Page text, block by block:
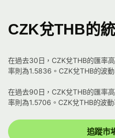
CZK兌THB的
在過去30日，CZK兌THB的匯率
率則為1.5836。CZK兌THB的波動
在過去90日，CZK兌THB的匯率
率則為1.5706。CZK兌THB的波
追蹤市